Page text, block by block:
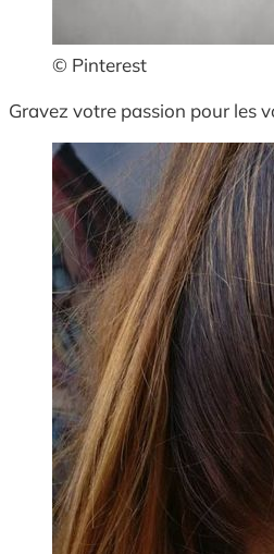
© Pinterest
Gravez votre passion pour les